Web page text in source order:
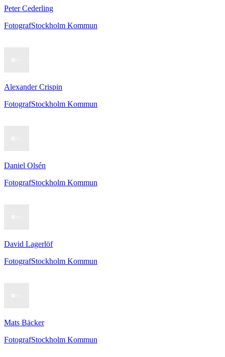
Peter Cederling
FotografStockholm Kommun
Alexander Crispin
FotografStockholm Kommun
Daniel Olsén
FotografStockholm Kommun
David Lagerlöf
FotografStockholm Kommun
Mats Bäcker
FotografStockholm Kommun